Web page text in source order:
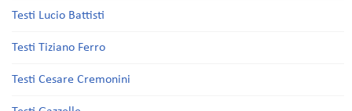
Testi Lucio Battisti
Testi Tiziano Ferro
Testi Cesare Cremonini